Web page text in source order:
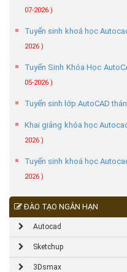
07-2026 )
Tuyển sinh khoá học
2026 )
Tuyển Sinh Khóa Học
05-2026 )
Tuyển sinh lớp AutoCAD
Khai giảng khóa học
2026 )
Tuyển sinh khoá học
2026 )
ĐÀO TẠO NGẮN HẠN
Autocad
Sketchup
3Dsmax